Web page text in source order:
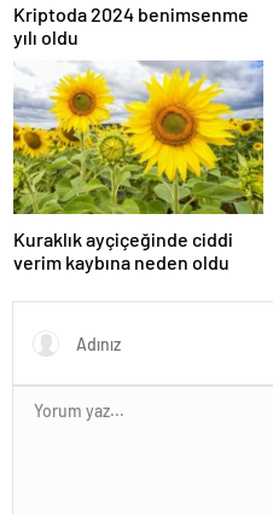
Kriptoda 2024 benimsenme
yılı oldu
Kuraklık ayçiçeğinde ciddi
verim kaybına neden oldu